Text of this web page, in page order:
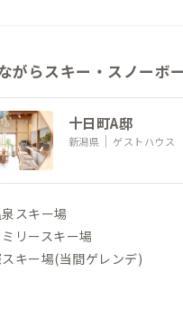
がらスキー・スノーボ
十日町A邸
新潟県 ゲストハウス
スキー場
リースキー場
キー場(当間ゲレンデ)